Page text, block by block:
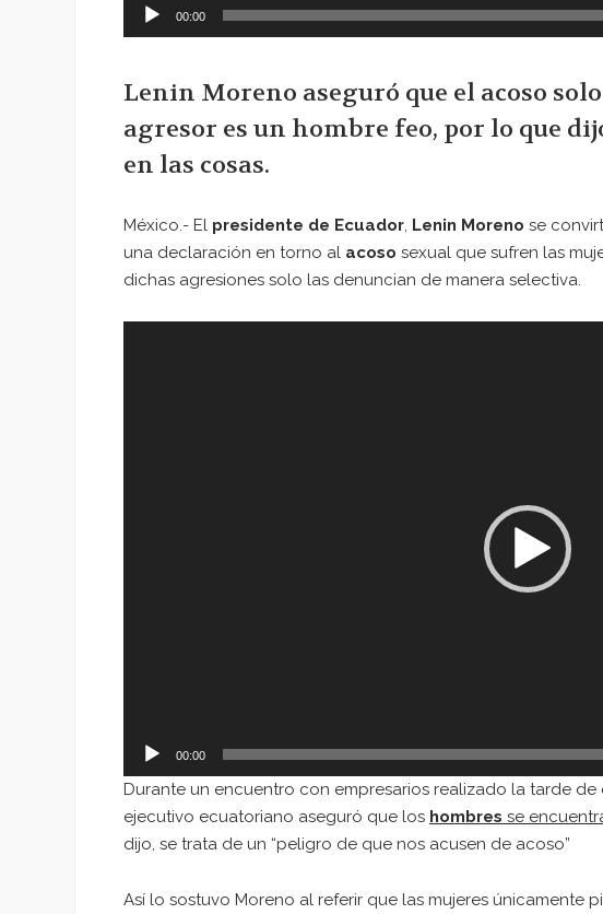
00:00
Lenin Moreno aseguró que el acoso
agresor es un hombre feo, por lo que
en las cosas.
México.- El presidente de Ecuador, Lenin Moreno se
una declaración en torno al acoso sexual que sufren las
dichas agresiones solo las denuncian de manera selectiva.
00:00
Durante un encuentro con empresarios realizado la tarde de
ejecutivo ecuatoriano aseguró que los hombres se
dijo, se trata de un “peligro de que nos acusen de acoso”
Así lo sostuvo Moreno al referir que las mujeres únicamente